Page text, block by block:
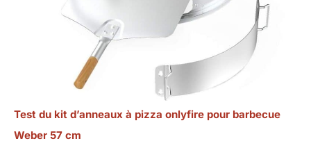
Test du kit d’anneaux à pizza onlyfire pour barbecue
Weber 57 cm